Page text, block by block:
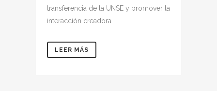
transferencia de la UNSE y promover la
interacción creadora...
LEER MÁS